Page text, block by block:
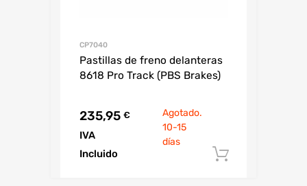
CP7040
Pastillas de freno delanteras
8618 Pro Track (PBS Brakes)
235,95 €
IVA
Incluido
Agotado.
10-15
días